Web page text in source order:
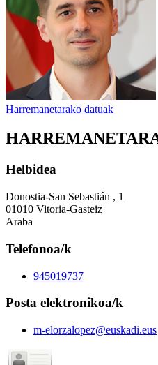
Harremanetarako datuak
Helbidea
Donostia-San Sebastián , 1
01010 Vitoria-Gasteiz
Araba
Telefonoa/k
945019737
Posta elektronikoa/k
m-elorzalopez@euskadi.eus